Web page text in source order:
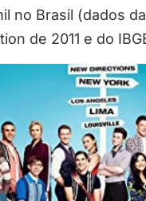
no Brasil (dados
de 2011 e do